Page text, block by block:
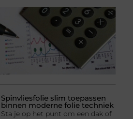
Spinvliesfolie slim toepassen
binnen moderne folie techniek
Sta je op het punt om een dak of